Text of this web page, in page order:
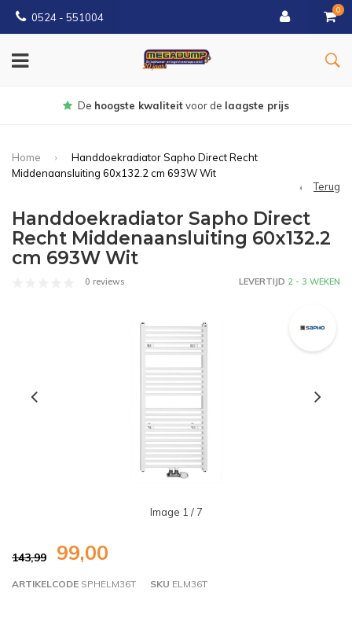
0524 - 551004
0
Gratisbezorgd vanaf €150
Home
Handdoekradiator Sapho Direct Recht
Middenaansluiting 60x132.2 cm 693W Wit
Terug
Handdoekradiator Sapho Direct
Recht Middenaansluiting 60x132.2
cm 693W Wit
0 reviews LEVERTIJD 2 - 3 WEKEN
Image 1 / 7
143,99 99,00
ARTIKELCODE SPHELM36T SKU ELM36T